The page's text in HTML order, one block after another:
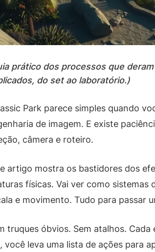
prático dos processos que
do set ao laboratório.)
Park parece simples quando
de imagem. E existe
câmera e roteiro.
artigo mostra os bastidores dos
físicas. Vai ver como
e movimento. Tudo para passar
truques óbvios. Sem atalhos.
você leva uma lista de ações para